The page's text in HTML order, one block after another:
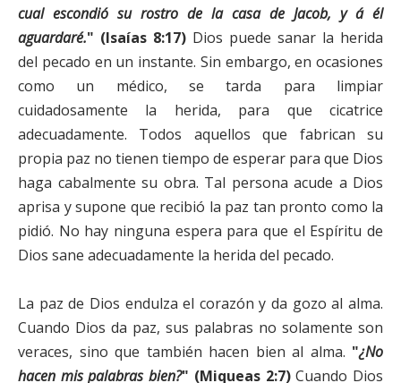
cual escondió su rostro de la casa de Jacob, y á él
aguardaré." (Isaías 8:17) Dios puede sanar la herida
del pecado en un instante. Sin embargo, en ocasiones
como un médico, se tarda para limpiar
cuidadosamente la herida, para que cicatrice
adecuadamente. Todos aquellos que fabrican su
propia paz no tienen tiempo de esperar para que Dios
haga cabalmente su obra. Tal persona acude a Dios
aprisa y supone que recibió la paz tan pronto como la
pidió. No hay ninguna espera para que el Espíritu de
Dios sane adecuadamente la herida del pecado.
La paz de Dios endulza el corazón y da gozo al alma.
Cuando Dios da paz, sus palabras no solamente son
veraces, sino que también hacen bien al alma. "¿No
hacen mis palabras bien?" (Miqueas 2:7)Cuando Dios